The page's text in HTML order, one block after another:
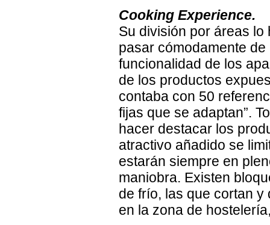
Cooking Experience.
Su división por áreas
pasar cómodamente
funcionalidad de los
de los productos
contaba con 50
fijas que se adaptan”.
hacer destacar los
atractivo añadido se
estarán siempre en
maniobra. Existen
de frío, las que cortan
en la zona de